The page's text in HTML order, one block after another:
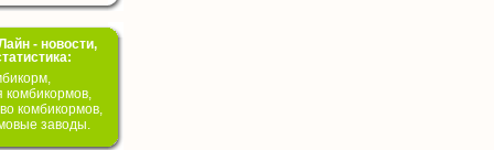
- новости,
комбикормов,
комбикормов,
заводы.